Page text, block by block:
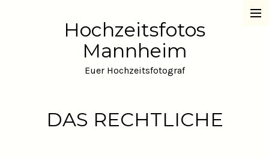
Hochzeitsfotos
Mannheim
Euer Hochzeitsfotograf
Hochzeitsfotos Mannheim
das Rechtliche
DAS RECHTLICHE